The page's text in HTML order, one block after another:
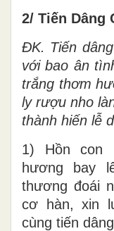
2/ Tiến Dâng
ĐK. Tiến
với bao ân
trắng thơm
ly rượu nho
thành hiến lễ
1) Hồn con
hương bay
thương đoái
cơ hàn, xin
cùng tiến